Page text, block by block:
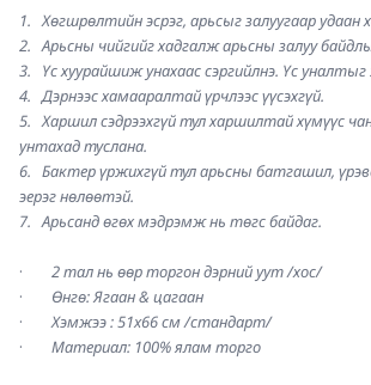
1.   Хөгшрөлтийн эсрэг, арьсыг залуугаар
2.   Арьсны чийгийг хадгалж арьсны залуу
3.   Үс хуурайшиж унахаас сэргийлнэ. Үс уналтыг
4.   Дэрнээс хамааралтай үрчлээс үүсэхгүй.
5.   Харшил сэдрээхгүй тул харшилтай хүмүүс
унтахад туслана.
6.   Бактер үржихгүй тул арьсны батгашил,
эерэг нөлөөтэй.
7.   Арьсанд өгөх мэдрэмж нь төгс байдаг.
· 2 тал нь өөр торгон дэрний уут /хос/
· Өнгө: Ягаан & цагаан
· Хэмжээ : 51x66 см /стандарт/
· Материал: 100% ялам торго